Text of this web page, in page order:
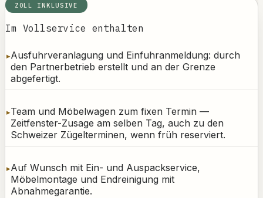
ZOLL INKLUSIVE
Im Vollservice enthalten
Ausfuhrveranlagung und Einfuhranmeldung: durch
den Partnerbetrieb erstellt und an der Grenze
abgefertigt.
Team und Möbelwagen zum fixen Termin —
Zeitfenster-Zusage am selben Tag, auch zu den
Schweizer Zügelterminen, wenn früh reserviert.
Auf Wunsch mit Ein- und Auspackservice,
Möbelmontage und Endreinigung mit
Abnahmegarantie.